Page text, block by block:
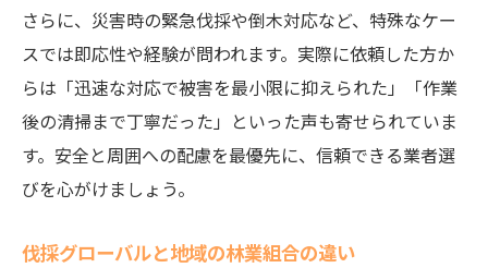
さらに、災害時の緊急伐採や倒木対応など、特殊なケー
スでは即応性や経験が問われます。実際に依頼した方か
らは「迅速な対応で被害を最小限に抑えられた」「作業
後の清掃まで丁寧だった」といった声も寄せられていま
す。安全と周囲への配慮を最優先に、信頼できる業者選
びを心がけましょう。
伐採グローバルと地域の林業組合の違い